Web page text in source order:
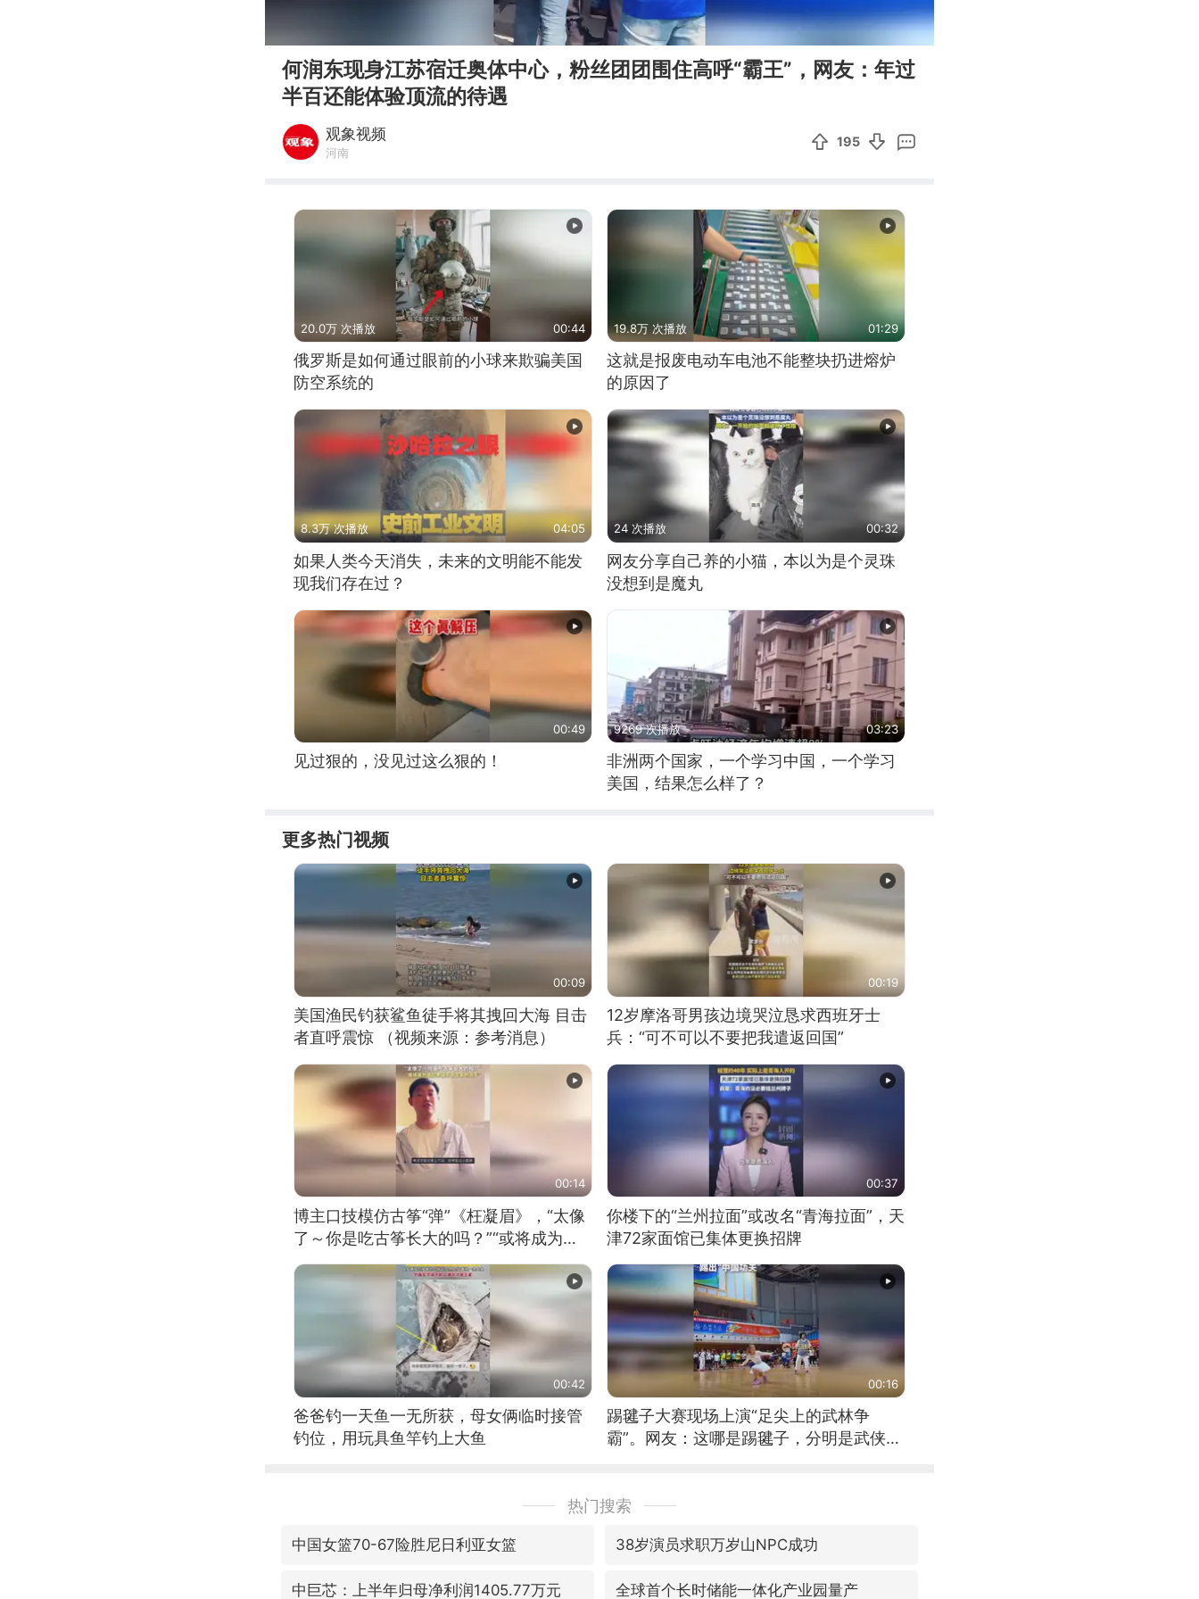
00:24
fullscreen
何润东现身江苏宿迁奥体中心，粉丝团团围住高呼“霸王”，网友：年过
半百还能体验顶流的待遇
观象视频
河南
195
20.0万 次播放 00:44
俄罗斯是如何通过眼前的小球来欺骗美国
防空系统的
19.8万 次播放 01:29
这就是报废电动车电池不能整块扔进熔炉
的原因了
8.3万 次播放 04:05
如果人类今天消失，未来的文明能不能发
现我们存在过？
24 次播放 00:32
网友分享自己养的小猫，本以为是个灵珠
没想到是魔丸
00:49
见过狠的，没见过这么狠的！
9269 次播放 03:23
非洲两个国家，一个学习中国，一个学习
美国，结果怎么样了？
更多热门视频
00:09
美国渔民钓获鲨鱼徒手将其拽回大海 目击
者直呼震惊 （视频来源：参考消息）
00:19
12岁摩洛哥男孩边境哭泣恳求西班牙士
兵：“可不可以不要把我遣返回国”
00:14
博主口技模仿古筝“弹”《枉凝眉》，“太像
了～你是吃古筝长大的吗？”“或将成为首
位考级不带古筝的选手。”（来源：新华每
日电讯）
00:37
你楼下的“兰州拉面”或改名“青海拉面”，天
津72家面馆已集体更换招牌
00:42
爸爸钓一天鱼一无所获，母女俩临时接管
钓位，用玩具鱼竿钓上大鱼
00:16
踢毽子大赛现场上演“足尖上的武林争
霸”。网友：这哪是踢毽子，分明是武侠片
热门搜索
中国女篮70-67险胜尼日利亚女篮 38岁演员求职万岁山NPC成功
中巨芯：上半年归母净利润1405.77万元 全球首个长时储能一体化产业园量产